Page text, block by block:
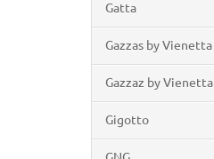
Gatta
Gazzas by Vienetta
Gazzaz by Vienetta
Gigotto